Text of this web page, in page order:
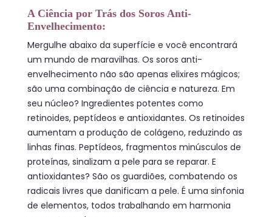
A Ciência por Trás dos Soros Anti-
Envelhecimento:
Mergulhe abaixo da superfície e você encontrará
um mundo de maravilhas. Os soros anti-
envelhecimento não são apenas elixires mágicos;
são uma combinação de ciência e natureza. Em
seu núcleo? Ingredientes potentes como
retinoides, peptídeos e antioxidantes. Os retinoides
aumentam a produção de colágeno, reduzindo as
linhas finas. Peptídeos, fragmentos minúsculos de
proteínas, sinalizam a pele para se reparar. E
antioxidantes? São os guardiões, combatendo os
radicais livres que danificam a pele. É uma sinfonia
de elementos, todos trabalhando em harmonia